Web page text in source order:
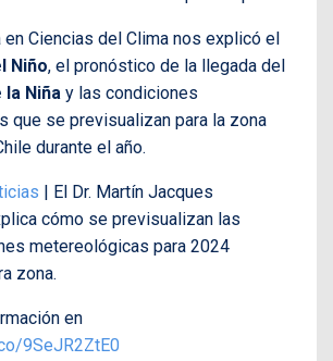
Ciencias del Clima nos explicó el
Niño, el pronóstico de la llegada del
la Niña y las condiciones
que se previsualizan para la zona
durante el año.
| El Dr. Martín Jacques
cómo se previsualizan las
metereológicas para 2024
zona.
en
9SeJR2ZtE0